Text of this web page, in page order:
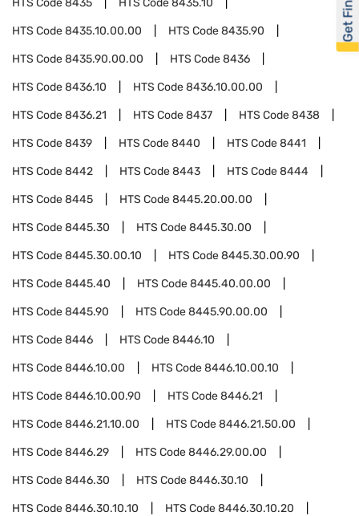
HTS Code8435 HTS Code8435.10
HTS Code8435.10.00.00 HTS Code8435.90
HTS Code8435.90.00.00 HTS Code8436
HTS Code8436.10 HTS Code8436.10.00.00
HTS Code8436.21 HTS Code8437 HTS Code8438
HTS Code8439 HTS Code8440 HTS Code8441
HTS Code8442 HTS Code8443 HTS Code8444
HTS Code8445 HTS Code8445.20.00.00
HTS Code8445.30 HTS Code8445.30.00
HTS Code8445.30.00.10 HTS Code8445.30.00.90
HTS Code8445.40 HTS Code8445.40.00.00
HTS Code8445.90 HTS Code8445.90.00.00
HTS Code8446 HTS Code8446.10
HTS Code8446.10.00 HTS Code8446.10.00.10
HTS Code8446.10.00.90 HTS Code8446.21
HTS Code8446.21.10.00 HTS Code8446.21.50.00
HTS Code8446.29 HTS Code8446.29.00.00
HTS Code8446.30 HTS Code8446.30.10
HTS Code8446.30.10.10 HTS Code8446.30.10.20